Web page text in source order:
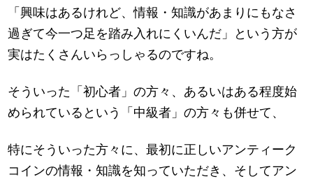
「興味はあるけれど、情報・知識があまりにもなさ
過ぎて今一つ足を踏み入れにくいんだ」という方が
実はたくさんいらっしゃるのですね。
そういった「初心者」の方々、あるいはある程度始
められているという「中級者」の方々も併せて、
特にそういった方々に、最初に正しいアンティーク
コインの情報・知識を知っていただき、そしてアン